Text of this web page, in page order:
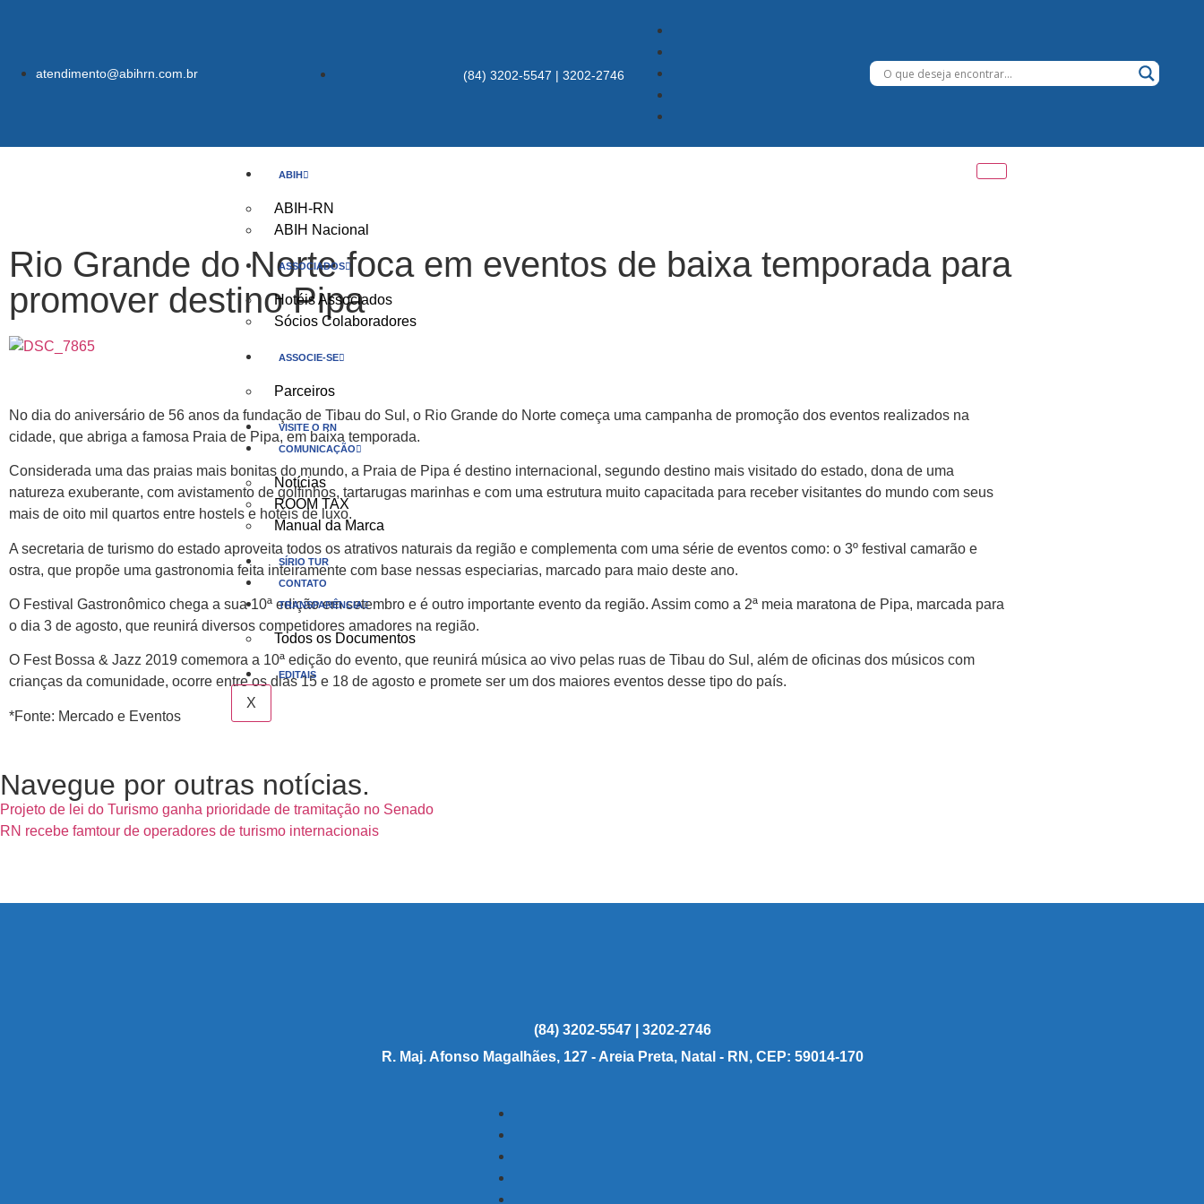
atendimento@abihrn.com.br (84) 3202-5547 | 3202-2746
ABIH
ABIH-RN
ABIH Nacional
ASSOCIADOS
Hotéis Associados
Sócios Colaboradores
ASSOCIE-SE
Parceiros
VISITE O RN
COMUNICAÇÃO
Notícias
ROOM TAX
Manual da Marca
SÍRIO TUR
CONTATO
TRANSPARÊNCIA
Todos os Documentos
EDITAIS
X
Rio Grande do Norte foca em eventos de baixa temporada para
promover destino Pipa
No dia do aniversário de 56 anos da fundação de Tibau do Sul, o Rio Grande do Norte começa uma campanha de promoção dos eventos realizados na
cidade, que abriga a famosa Praia de Pipa, em baixa temporada.
Considerada uma das praias mais bonitas do mundo, a Praia de Pipa é destino internacional, segundo destino mais visitado do estado, dona de uma
natureza exuberante, com avistamento de golfinhos, tartarugas marinhas e com uma estrutura muito capacitada para receber visitantes do mundo com seus
mais de oito mil quartos entre hostels e hotéis de luxo.
A secretaria de turismo do estado aproveita todos os atrativos naturais da região e complementa com uma série de eventos como: o 3º festival camarão e
ostra, que propõe uma gastronomia feita inteiramente com base nessas especiarias, marcado para maio deste ano.
O Festival Gastronômico chega a sua 10ª edição em setembro e é outro importante evento da região. Assim como a 2ª meia maratona de Pipa, marcada para
o dia 3 de agosto, que reunirá diversos competidores amadores na região.
O Fest Bossa & Jazz 2019 comemora a 10ª edição do evento, que reunirá música ao vivo pelas ruas de Tibau do Sul, além de oficinas dos músicos com
crianças da comunidade, ocorre entre os dias 15 e 18 de agosto e promete ser um dos maiores eventos desse tipo do país.
*Fonte: Mercado e Eventos
Navegue por outras notícias.
Projeto de lei do Turismo ganha prioridade de tramitação no Senado
RN recebe famtour de operadores de turismo internacionais
(84) 3202-5547 | 3202-2746
R. Maj. Afonso Magalhães, 127 - Areia Preta, Natal - RN, CEP: 59014-170